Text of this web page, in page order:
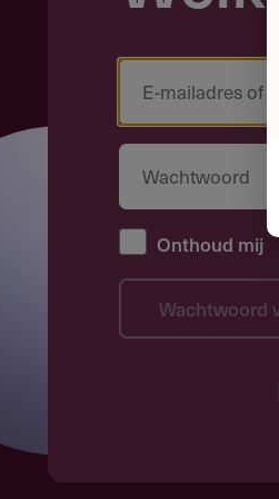
Onthoud mij
Wachtwoord